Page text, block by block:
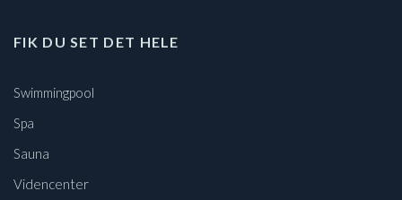
FIK DU SET DET HELE
Swimmingpool
Spa
Sauna
Videncenter